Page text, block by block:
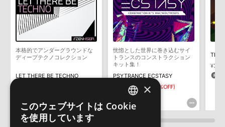
ます説明に沿って、製品のダウンロード／導入を行って下さい。
サンプルパック製品には、原則として日本語版操作マニュアルをご
用意しておりません。ご購入後のご不明点や詳細に関するお問い合
わせなどはテクニカルサポート
までご連絡ください。
デモソングは、製品収録サウンドを使ってできることを紹介するた
めのデモンストレーション用の楽曲です。原則として、デモソング
そのものをお使いいただくことはできません。また、デモソングを
構成する全てのサウンドが、サンプルパックに含まれていることを
ダウンロード製品という性質上、一切の返品・返金はお受け付け致
しかねます。
本格的でアンダーグラウンドな
ディープテクノコレクション
LET THERE BE TECHNO
恍惚とした世界に巻き込むサイ
トランスのコンストラクション
キット集！
PSYTRANCE ECSTASY
¥3,322 ¥1,661(50%OFF)
83pt
ENGLISH
×
このウェブサイトは Cookie
を使用しています